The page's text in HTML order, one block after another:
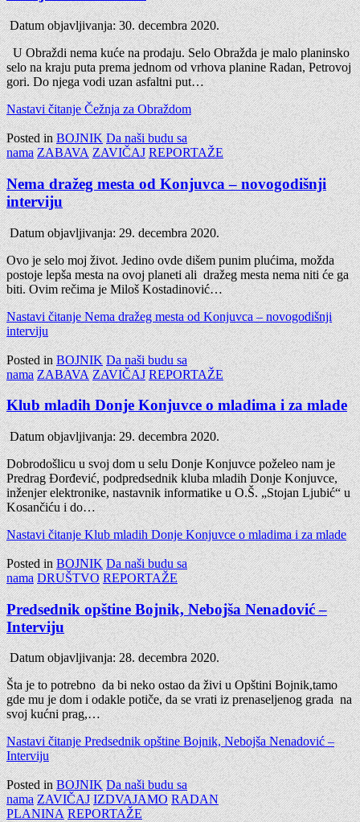
Datum objavljivanja:30. decembra 2020.
U Obraždi nema kuće na prodaju. Selo Obražda je malo planinsko
selo na kraju puta prema jednom od vrhova planine Radan, Petrovoj
gori. Do njega vodi uzan asfaltni put…
Nastavi čitanjeČežnja za Obraždom
Posted inBOJNIK Da naši budu sa
nama ZABAVA ZAVIČAJ REPORTAŽE
Nema dražeg mesta od Konjuvca – novogodišnji
interviju
Datum objavljivanja:29. decembra 2020.
Ovo je selo moj život. Jedino ovde dišem punim plućima, možda
postoje lepša mesta na ovoj planeti ali dražeg mesta nema niti će ga
biti. Ovim rečima je Miloš Kostadinović…
Nastavi čitanjeNema dražeg mesta od Konjuvca – novogodišnji
interviju
Posted inBOJNIK Da naši budu sa
nama ZABAVA ZAVIČAJ REPORTAŽE
Klub mladih Donje Konjuvce o mladima i za mlade
Datum objavljivanja:29. decembra 2020.
Dobrodošlicu u svoj dom u selu Donje Konjuvce poželeo nam je
Predrag Đorđević, podpredsednik kluba mladih Donje Konjuvce,
inženjer elektronike, nastavnik informatike u O.Š. „Stojan Ljubić“ u
Kosančiću i do…
Nastavi čitanjeKlub mladih Donje Konjuvce o mladima i za mlade
Posted inBOJNIK Da naši budu sa
nama DRUŠTVO REPORTAŽE
Predsednik opštine Bojnik, Nebojša Nenadović –
Interviju
Datum objavljivanja:28. decembra 2020.
Šta je to potrebno da bi neko ostao da živi u Opštini Bojnik,tamo
gde mu je dom i odakle potiče, da se vrati iz prenaseljenog grada na
svoj kućni prag,…
Nastavi čitanjePredsednik opštine Bojnik, Nebojša Nenadović –
Interviju
Posted inBOJNIK Da naši budu sa
nama ZAVIČAJ IZDVAJAMO RADAN
PLANINA REPORTAŽE